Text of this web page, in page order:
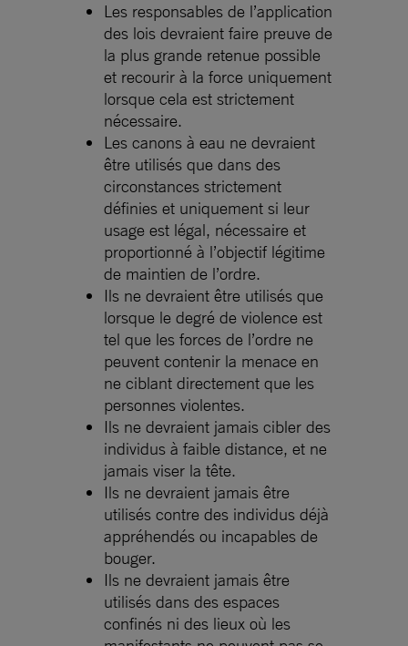
Les responsables de l’application
des lois devraient faire preuve de
la plus grande retenue possible
et recourir à la force uniquement
lorsque cela est strictement
nécessaire.
Les canons à eau ne devraient
être utilisés que dans des
circonstances strictement
définies et uniquement si leur
usage est légal, nécessaire et
proportionné à l’objectif légitime
de maintien de l’ordre.
Ils ne devraient être utilisés que
lorsque le degré de violence est
tel que les forces de l’ordre ne
peuvent contenir la menace en
ne ciblant directement que les
personnes violentes.
Ils ne devraient jamais cibler des
individus à faible distance, et ne
jamais viser la tête.
Ils ne devraient jamais être
utilisés contre des individus déjà
appréhendés ou incapables de
bouger.
Ils ne devraient jamais être
utilisés dans des espaces
confinés ni des lieux où les